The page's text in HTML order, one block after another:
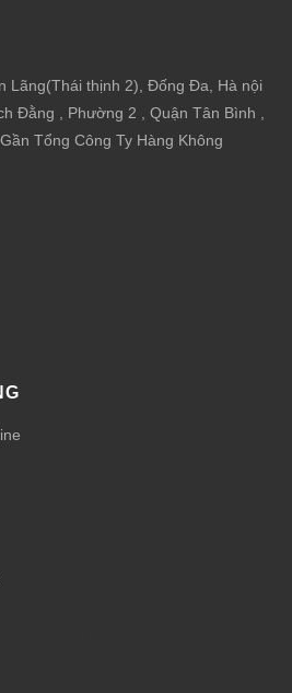
Lãng(Thái thịnh 2), Đống Đa, Hà nội
Đằng , Phường 2 , Quận Tân Bình ,
Tổng Công Ty Hàng Không